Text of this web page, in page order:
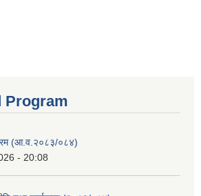
Program
(आ.व.२०८३/०८४)
- 20:08